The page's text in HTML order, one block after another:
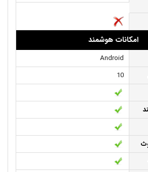
امکانات هوشمند
Android
10